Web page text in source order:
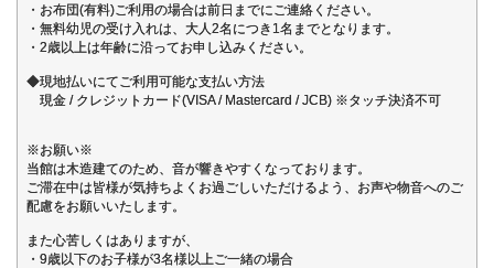
・お布団(有料)ご利用の場合は前日までにご連絡ください。
・無料幼児の受け入れは、大人2名につき1名までとなります。
・2歳以上は年齢に沿ってお申し込みください。
◆現地払いにてご利用可能な支払い方法
現金 / クレジットカード(VISA / Mastercard / JCB) ※タッチ決済不可
※お願い※
当館は木造建てのため、音が響きやすくなっております。
ご滞在中は皆様が気持ちよくお過ごしいただけるよう、お声や物音へのご
配慮をお願いいたします。
また心苦しくはありますが、
・9歳以下のお子様が3名様以上ご一緒の場合